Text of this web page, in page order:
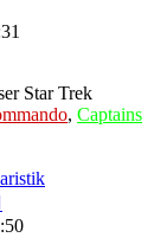
Star Trek
, Captains
Beitrag